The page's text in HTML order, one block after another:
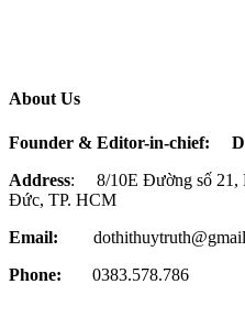
About Us
Founder & Editor-in-chief:
Address: 8/10E Đường số 21,
Đức, TP. HCM
Email:
Phone: 0383.578.786